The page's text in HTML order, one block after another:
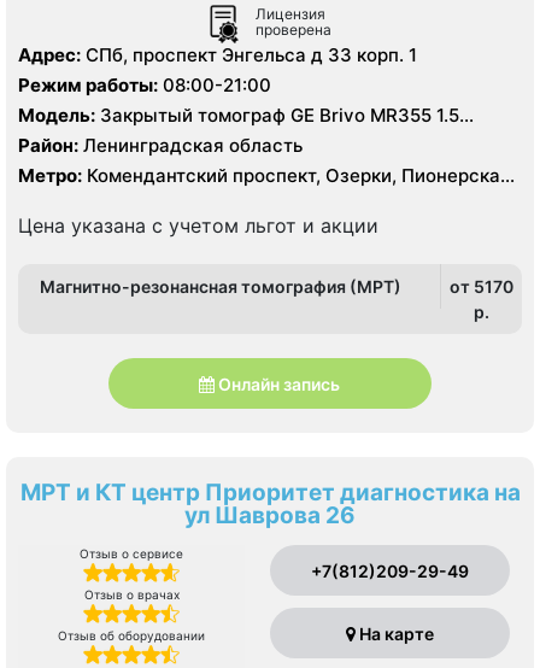
Лицензия
проверена
Адрес: СПб, проспект Энгельса д 33 корп. 1
Режим работы: 08:00-21:00
Модель: Закрытый томограф GE Brivo MR355 1.5
Тесла, КТ GЕ Healthcare Brightspeed 16 срезов, УЗИ
экспертного класса
Район: Ленинградская область
Метро: Комендантский проспект, Озерки, Пионерская,
Цена указана с учетом льгот и акции
Магнитно-резонансная томография (МРТ)
от 5170
p.
Онлайн запись
МРТ и КТ центр Приоритет диагностика на
ул Шаврова 26
Отзыв о сервисе
Отзыв о врачах
Отзыв об оборудовании
+7(812)209-29-49
На карте